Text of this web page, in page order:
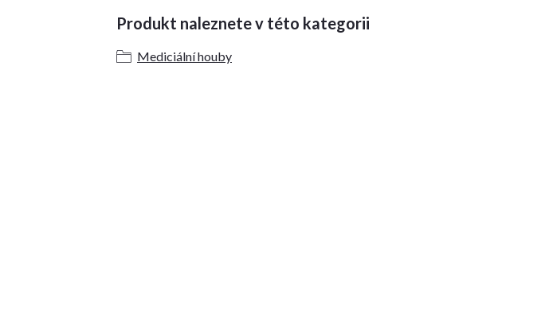
Produkt naleznete v této kategorii
Mediciální houby